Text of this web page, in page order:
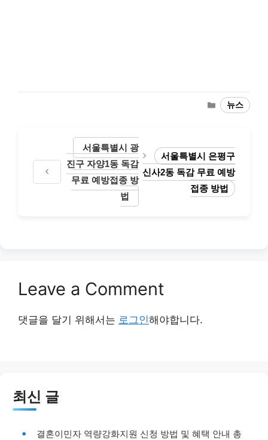
Categories
뉴스
서울특별시 광
진구 자양1동 독감
무료 예방접종 방
법
서울특별시 은평구
신사2동 독감 무료 예방
접종 방법
Leave a Comment
댓글을 달기 위해서는 로그인해야합니다.
최신 글
결혼이민자 역량강화지원 신청 방법 및 혜택 안내 총